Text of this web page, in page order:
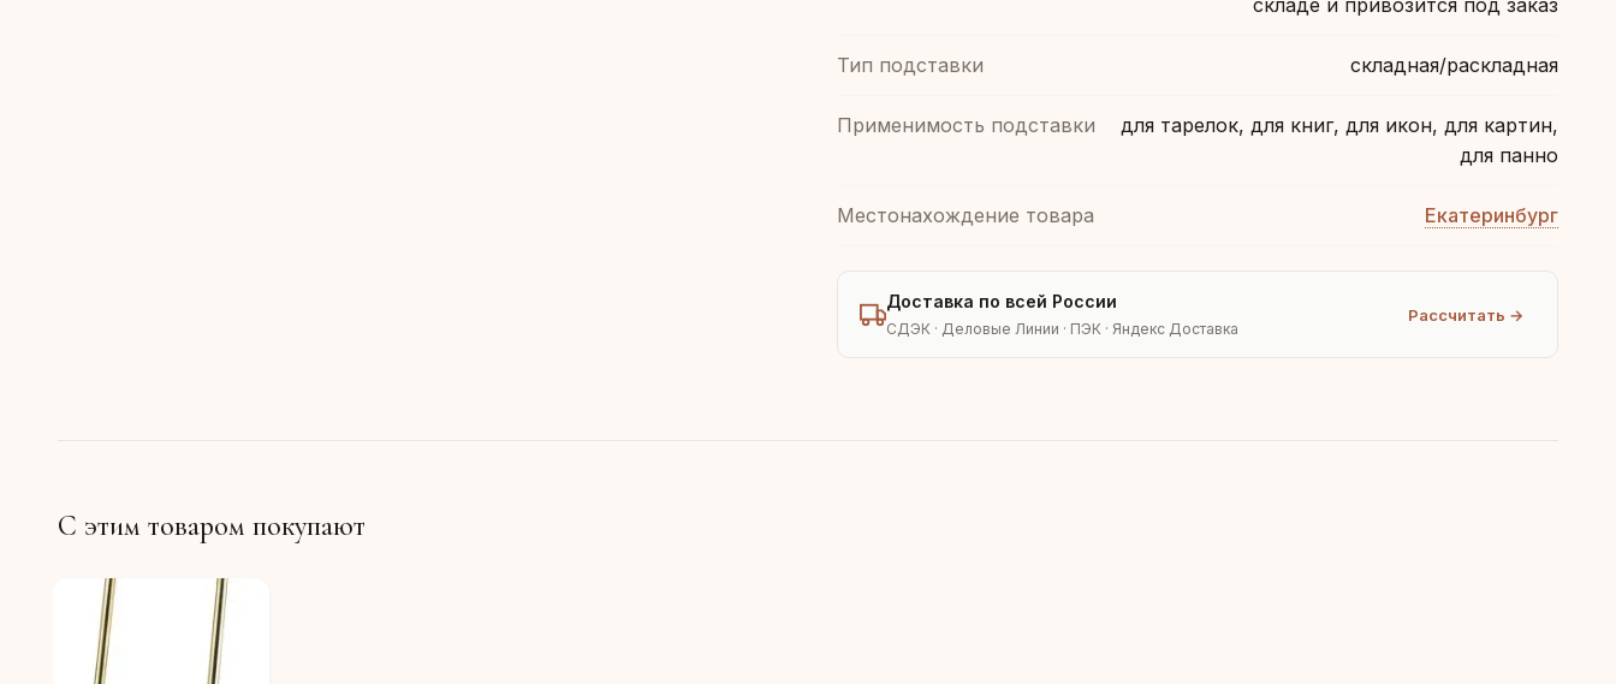
складе и привозится под заказ
Тип подставки складная/раскладная
Применимость подставки
для тарелок, для книг, для икон, для картин,
для панно
Местонахождение товара Екатеринбург
Доставка по всей России
СДЭК · Деловые Линии · ПЭК · Яндекс Доставка
Рассчитать →
С этим товаром покупают